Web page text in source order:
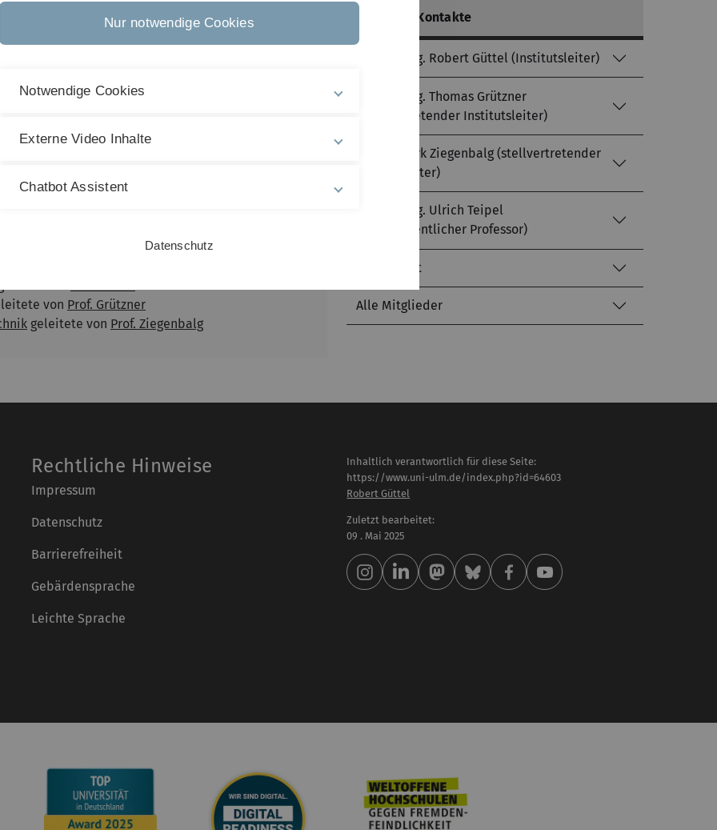
an der Universität Ulm. Das Institut wurde 2015
Prof. Güttel, berufen. Eine zweite und dritte
2017 und 2018. Seitdem wurde das
Forschungsgruppen eingerichtet.
Informationen über die Forschung finden Sie
von Prof. Grützner
geleitete von Prof. Ziegenbalg
Wichtige Kontakte
Prof. Dr.-Ing. Robert Güttel (Institutsleiter)
Prof. Dr.-Ing. Thomas Grützner
(stellvertretender Institutsleiter)
Prof. Dr. Dirk Ziegenbalg (stellvertretender
Institutsleiter)
Prof. Dr.-Ing. Ulrich Teipel
(außerordentlicher Professor)
Sekretariat
Alle Mitglieder
Rechtliche Hinweise
Impressum
Datenschutz
Barrierefreiheit
Gebärdensprache
Leichte Sprache
Inhaltlich verantwortlich für diese Seite:
https://www.uni-ulm.de/index.php?id=64603
Robert Güttel
Zuletzt bearbeitet:
09 . Mai 2025
Nur notwendige Cookies
Notwendige Cookies
Externe Video Inhalte
Chatbot Assistent
Datenschutz